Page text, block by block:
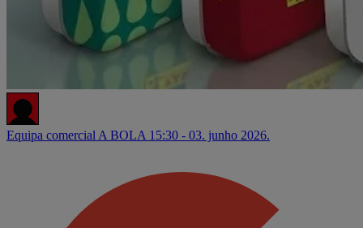
Equipa comercial A BOLA 15:30 - 03. junho 2026.